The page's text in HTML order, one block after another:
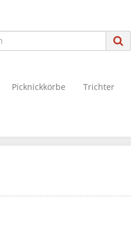
Picknickkörbe Trichter